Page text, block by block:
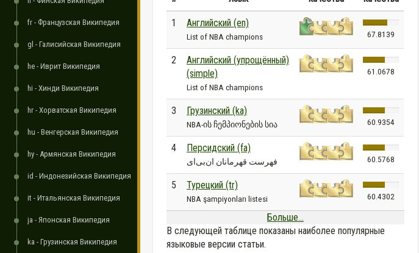
fr - Французская Википедия
gl - Галисийская Википедия
he - Иврит Википедия
hi - Хинди Википедия
hr - Хорватская Википедия
hu - Венгерская Википедия
hy - Армянская Википедия
id - Индонезийская Википедия
it - Итальянская Википедия
ja - Японская Википедия
ka - Грузинская Википедия
1 Английский (en)
List of NBA champions 67.8139
2
Английский (упрощённый)
(simple)
List of NBA champions
61.0678
3 Грузинский (ka)
NBA-ის ჩემპიონების სია 60.9354
4 Персидский (fa)
فهرست قهرمانان ان‌بی‌ای 60.5768
5 Турецкий (tr)
NBA şampiyonları listesi 60.4302
Больше...
В следующей таблице показаны наиболее популярные
языковые версии статьи.